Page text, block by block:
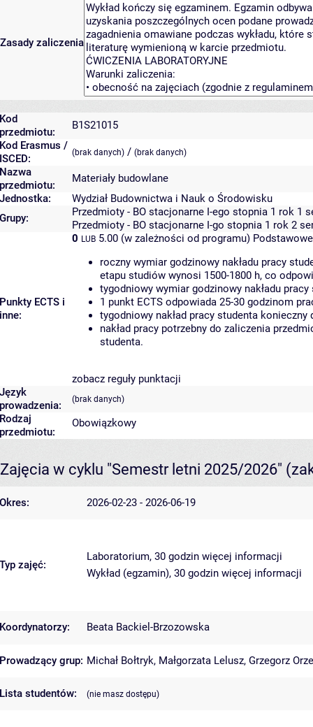
Zasady zaliczenia
Kod
przedmiotu:
B1S21015
Kod Erasmus /
ISCED:
(brak danych) / (brak danych)
Nazwa
przedmiotu:
Materiały budowlane
Jednostka:
Wydział Budownictwa i Nauk o Środowisku
Grupy:
Przedmioty - BO stacjonarne I-ego stopnia 1 rok 1
Przedmioty - BO stacjonarne I-go stopnia 1 rok 2
Punkty ECTS i
inne:
0 LUB 5.00 (w zależności od programu)
roczny wymiar godzinowy nakładu pracy
etapu studiów wynosi 1500-1800 h, co
tygodniowy wymiar godzinowy nakładu
1 punkt ECTS odpowiada 25-30 godzinom
tygodniowy nakład pracy studenta
nakład pracy potrzebny do zaliczenia
studenta.
zobacz reguły punktacji
Język
prowadzenia:
(brak danych)
Rodzaj
przedmiotu:
Obowiązkowy
Zajęcia w cyklu "Semestr letni 2025/2026"
Okres: 2026-02-23 - 2026-06-19
Typ zajęć:
Laboratorium, 30 godzin więcej informacji
Wykład (egzamin), 30 godzin więcej informacji
Koordynatorzy: Beata Backiel-Brzozowska
Prowadzący grup: Michał Bołtryk, Małgorzata Lelusz, Grzegorz
Lista studentów: (nie masz dostępu)